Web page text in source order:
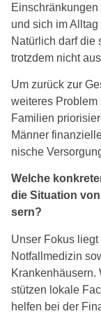
und sich im
Natürlich darf die
trotz­dem nicht
Um zurück zur
wei­te­res
Familien
Männer
ni­sche
Welche
die Situation
sern?
Unser Fokus
Notfallmedizin
stüt­zen loka­le
hel­fen bei der